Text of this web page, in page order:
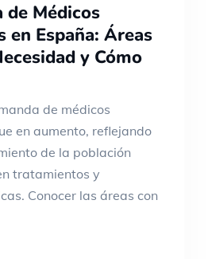
de Médicos
en España: Áreas
y Cómo
de médicos
en aumento, reflejando
de la población
tratamientos y
Conocer las áreas con